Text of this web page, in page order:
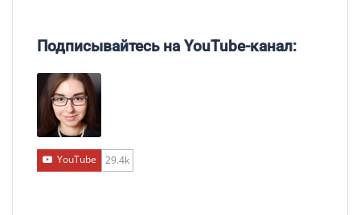
Подписывайтесь на YouTube-канал:
YouTube 29.4k